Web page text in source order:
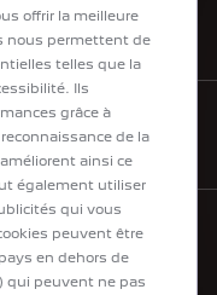
offrir la meilleure
nous permettent de
telles que la
Ils
grâce à
de la
ainsi ce
également utiliser
qui vous
peuvent être
en dehors de
qui peuvent ne pas